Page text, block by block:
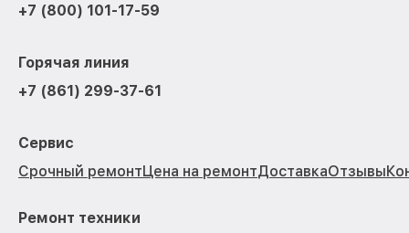
+7 (800) 101-17-59
Горячая линия
+7 (861) 299-37-61
Сервис
Срочный ремонтЦена на ремонтДоставкаОтзывы
Ремонт техники